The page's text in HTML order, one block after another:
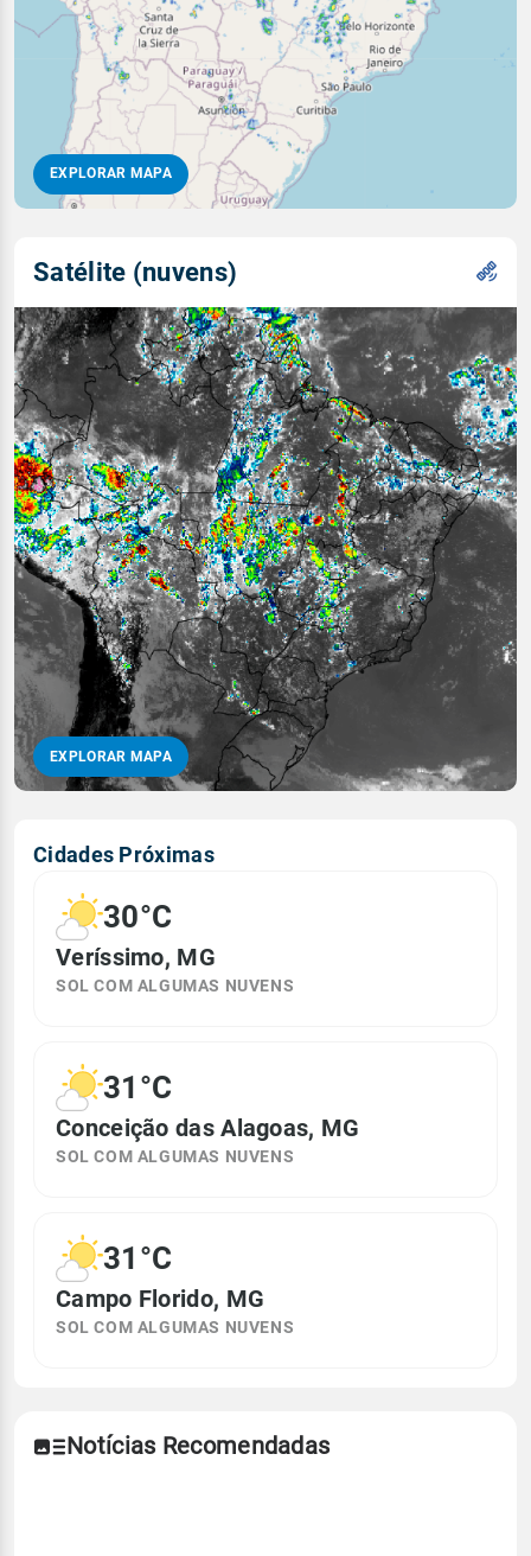
EXPLORAR MAPA
Satélite (nuvens)
EXPLORAR MAPA
Cidades Próximas
30°C
Veríssimo, MG
SOL COM ALGUMAS NUVENS
31°C
Conceição das Alagoas, MG
SOL COM ALGUMAS NUVENS
31°C
Campo Florido, MG
SOL COM ALGUMAS NUVENS
Notícias Recomendadas